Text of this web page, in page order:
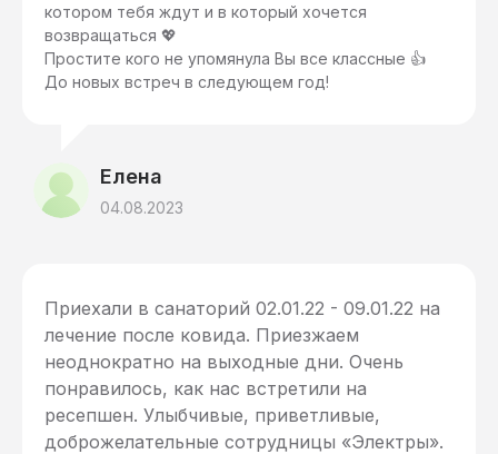
котором тебя ждут и в который хочется
возвращаться 💖
Простите кого не упомянула Вы все классные 👍
До новых встреч в следующем год!
Елена
04.08.2023
Приехали в санаторий 02.01.22 - 09.01.22 на
лечение после ковида. Приезжаем
неоднократно на выходные дни. Очень
понравилось, как нас встретили на
ресепшен. Улыбчивые, приветливые,
доброжелательные сотрудницы «Электры».